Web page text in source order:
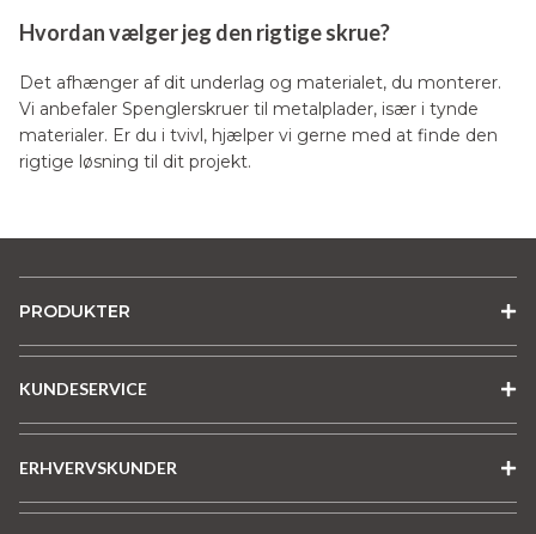
Hvordan vælger jeg den rigtige skrue?
Det afhænger af dit underlag og materialet, du monterer.
Vi anbefaler Spenglerskruer til metalplader, især i tynde
materialer. Er du i tvivl, hjælper vi gerne med at finde den
rigtige løsning til dit projekt.
PRODUKTER
KUNDESERVICE
ERHVERVSKUNDER